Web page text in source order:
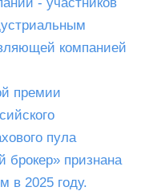
компанией
премии
пула
брокер» признана
в 2025 году.